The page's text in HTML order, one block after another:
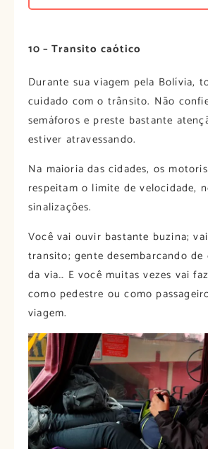
10 – Transito caótico
Durante sua viagem pela Bolívia,
cuidado com o trânsito. Não
semáforos e preste bastante
estiver atravessando.
Na maioria das cidades, os
respeitam o limite de velocidade,
sinalizações.
Você vai ouvir bastante buzina;
transito; gente desembarcando
da via… E você muitas vezes vai
como pedestre ou como
viagem.